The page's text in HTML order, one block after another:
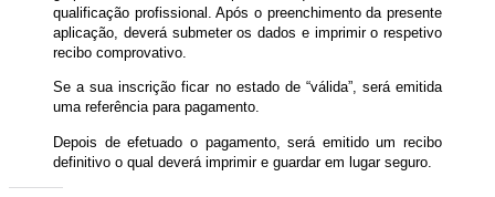
qualificação profissional. Após o preenchimento da presente
aplicação, deverá submeter os dados e imprimir o respetivo
recibo comprovativo.
Se a sua inscrição ficar no estado de “válida”, será emitida
uma referência para pagamento.
Depois de efetuado o pagamento, será emitido um recibo
definitivo o qual deverá imprimir e guardar em lugar seguro.